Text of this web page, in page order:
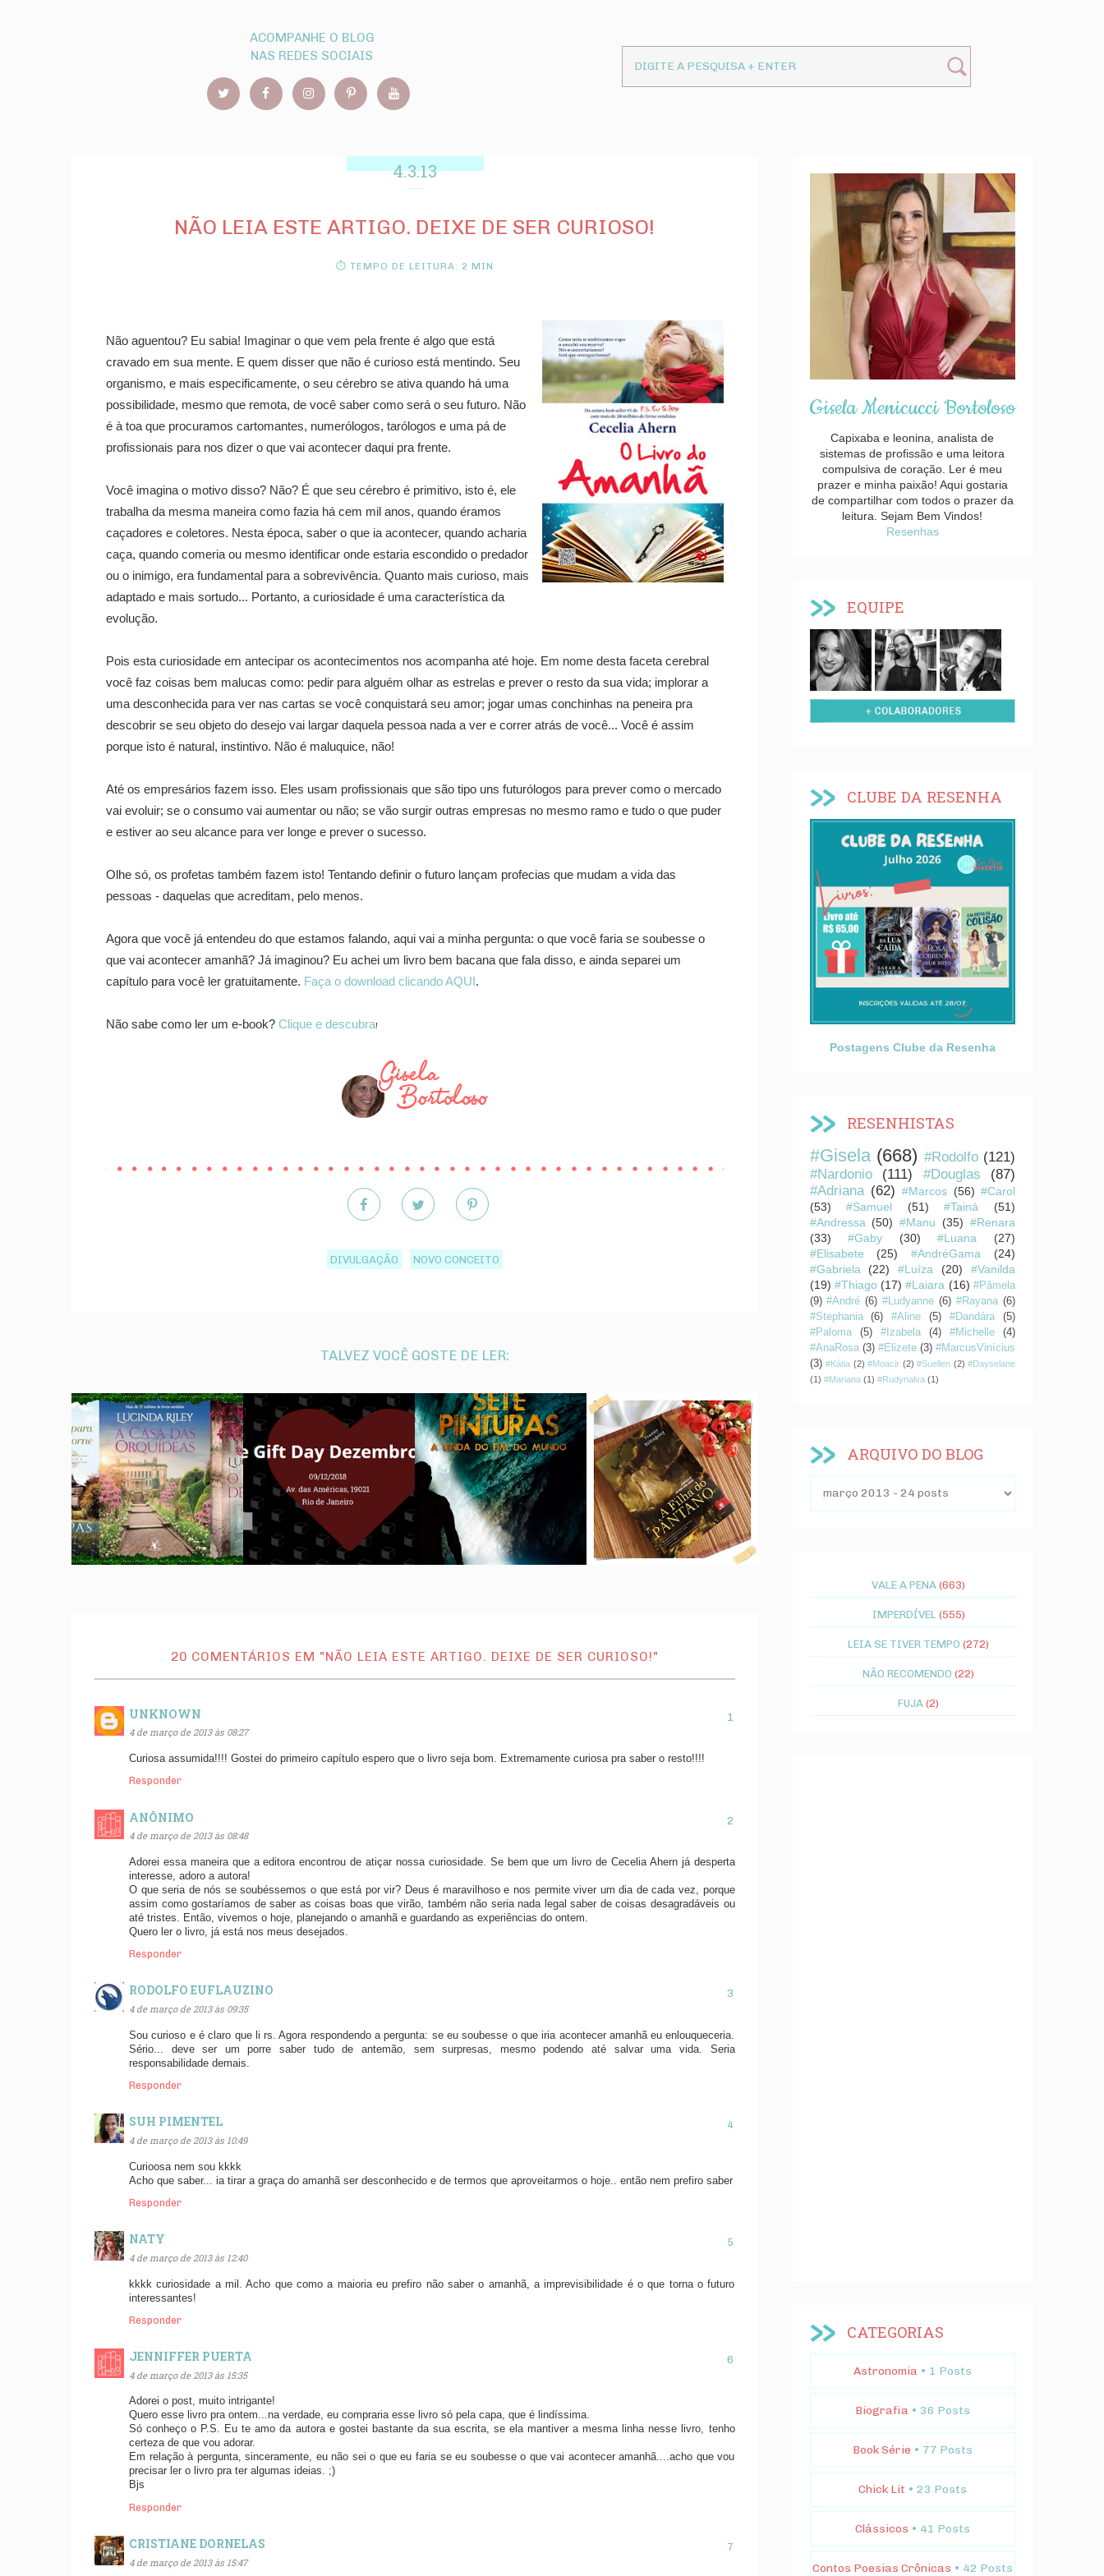
ACOMPANHE O BLOG
NAS REDES SOCIAIS
4.3.13
NÃO LEIA ESTE ARTIGO. DEIXE DE SER CURIOSO!
⏱ TEMPO DE LEITURA: 2 MIN
Não aguentou? Eu sabia! Imaginar o que vem pela frente é algo que está
cravado em sua mente. E quem disser que não é curioso está mentindo. Seu
organismo, e mais especificamente, o seu cérebro se ativa quando há uma
possibilidade, mesmo que remota, de você saber como será o seu futuro. Não
é à toa que procuramos cartomantes, numerólogos, tarólogos e uma pá de
profissionais para nos dizer o que vai acontecer daqui pra frente.
Você imagina o motivo disso? Não? É que seu cérebro é primitivo, isto é, ele
trabalha da mesma maneira como fazia há cem mil anos, quando éramos
caçadores e coletores. Nesta época, saber o que ia acontecer, quando acharia
caça, quando comeria ou mesmo identificar onde estaria escondido o predador
ou o inimigo, era fundamental para a sobrevivência. Quanto mais curioso, mais
adaptado e mais sortudo... Portanto, a curiosidade é uma característica da
evolução.
Pois esta curiosidade em antecipar os acontecimentos nos acompanha até hoje. Em nome desta faceta cerebral
você faz coisas bem malucas como: pedir para alguém olhar as estrelas e prever o resto da sua vida; implorar a
uma desconhecida para ver nas cartas se você conquistará seu amor; jogar umas conchinhas na peneira pra
descobrir se seu objeto do desejo vai largar daquela pessoa nada a ver e correr atrás de você... Você é assim
porque isto é natural, instintivo. Não é maluquice, não!
Até os empresários fazem isso. Eles usam profissionais que são tipo uns futurólogos para prever como o mercado
vai evoluir; se o consumo vai aumentar ou não; se vão surgir outras empresas no mesmo ramo e tudo o que puder
e estiver ao seu alcance para ver longe e prever o sucesso.
Olhe só, os profetas também fazem isto! Tentando definir o futuro lançam profecias que mudam a vida das
pessoas - daquelas que acreditam, pelo menos.
Agora que você já entendeu do que estamos falando, aqui vai a minha pergunta: o que você faria se soubesse o
que vai acontecer amanhã? Já imaginou? Eu achei um livro bem bacana que fala disso, e ainda separei um
capítulo para você ler gratuitamente. Faça o download clicando AQUI .
Não sabe como ler um e-book? Clique e descubra!
DIVULGAÇÃO NOVO CONCEITO
TALVEZ VOCÊ GOSTE DE LER:
20 COMENTÁRIOS EM "NÃO LEIA ESTE ARTIGO. DEIXE DE SER CURIOSO!"
UNKNOWN
4 de março de 2013 às 08:27
Curiosa assumida!!!! Gostei do primeiro capítulo espero que o livro seja bom. Extremamente curiosa pra saber o resto!!!!
Responder
ANÔNIMO
4 de março de 2013 às 08:48
Adorei essa maneira que a editora encontrou de atiçar nossa curiosidade. Se bem que um livro de Cecelia Ahern já desperta
interesse, adoro a autora!
O que seria de nós se soubéssemos o que está por vir? Deus é maravilhoso e nos permite viver um dia de cada vez, porque
assim como gostaríamos de saber as coisas boas que virão, também não seria nada legal saber de coisas desagradáveis ou
até tristes. Então, vivemos o hoje, planejando o amanhã e guardando as experiências do ontem.
Quero ler o livro, já está nos meus desejados.
Responder
RODOLFO EUFLAUZINO
4 de março de 2013 às 09:35
Sou curioso e é claro que li rs. Agora respondendo a pergunta: se eu soubesse o que iria acontecer amanhã eu enlouqueceria.
Sério... deve ser um porre saber tudo de antemão, sem surpresas, mesmo podendo até salvar uma vida. Seria
responsabilidade demais.
Responder
SUH PIMENTEL
4 de março de 2013 às 10:49
Curioosa nem sou kkkk
Acho que saber... ia tirar a graça do amanhã ser desconhecido e de termos que aproveitarmos o hoje.. então nem prefiro saber
Responder
NATY
4 de março de 2013 às 12:40
kkkk curiosidade a mil. Acho que como a maioria eu prefiro não saber o amanhã, a imprevisibilidade é o que torna o futuro
interessantes!
Responder
JENNIFFER PUERTA
4 de março de 2013 às 15:35
Adorei o post, muito intrigante!
Quero esse livro pra ontem...na verdade, eu compraria esse livro só pela capa, que é lindíssima.
Só conheço o P.S. Eu te amo da autora e gostei bastante da sua escrita, se ela mantiver a mesma linha nesse livro, tenho
certeza de que vou adorar.
Em relação à pergunta, sinceramente, eu não sei o que eu faria se eu soubesse o que vai acontecer amanhã....acho que vou
precisar ler o livro pra ter algumas ideias. ;)
Bjs
Responder
CRISTIANE DORNELAS
4 de março de 2013 às 15:47
Gisela Menicucci Bortoloso
Capixaba e leonina, analista de
sistemas de profissão e uma leitora
compulsiva de coração. Ler é meu
prazer e minha paixão! Aqui gostaria
de compartilhar com todos o prazer da
leitura. Sejam Bem Vindos!
Resenhas
EQUIPE
CLUBE DA RESENHA
Postagens Clube da Resenha
RESENHISTAS
#Gisela (668) #Rodolfo (121)
#Nardonio
(111) #Douglas
(87)
#Adriana (62) #Marcos (56) #Carol
(53)
#Samuel (51) #Tainá
(51)
#Andressa (50) #Manu (35) #Renara
(33)
#Gaby (30) #Luana
(27)
#Elisabete
(25) #AndréGama
(24)
#Gabriela
(22) #Luíza (20)
#Vanilda
(19) #Thiago (17) #Laiara (16) #Pâmela
(9) #André (6) #Ludyanne (6) #Rayana (6)
#Stephania
(6) #Aline (5) #Dandára
(5)
#Paloma
(5) #Izabela (4) #Michelle
(4)
#AnaRosa (3) #Elizete (3) #MarcusVinícius
(3) #Kátia (2) #Moacir (2) #Suellen (2) #Dayselane
(1) #Mariana (1) #Rudynalva (1)
ARQUIVO DO BLOG
VALE A PENA (663)
IMPERDÍVEL (555)
LEIA SE TIVER TEMPO (272)
NÃO RECOMENDO (22)
FUJA (2)
CATEGORIAS
Astronomia • 1 Posts
Biografia • 36 Posts
Book Série • 77 Posts
Chick Lit • 23 Posts
Clássicos • 41 Posts
Contos Poesias Crônicas • 42 Posts